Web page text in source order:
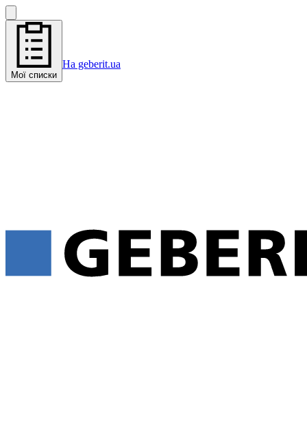
Мої списки
На geberit.ua